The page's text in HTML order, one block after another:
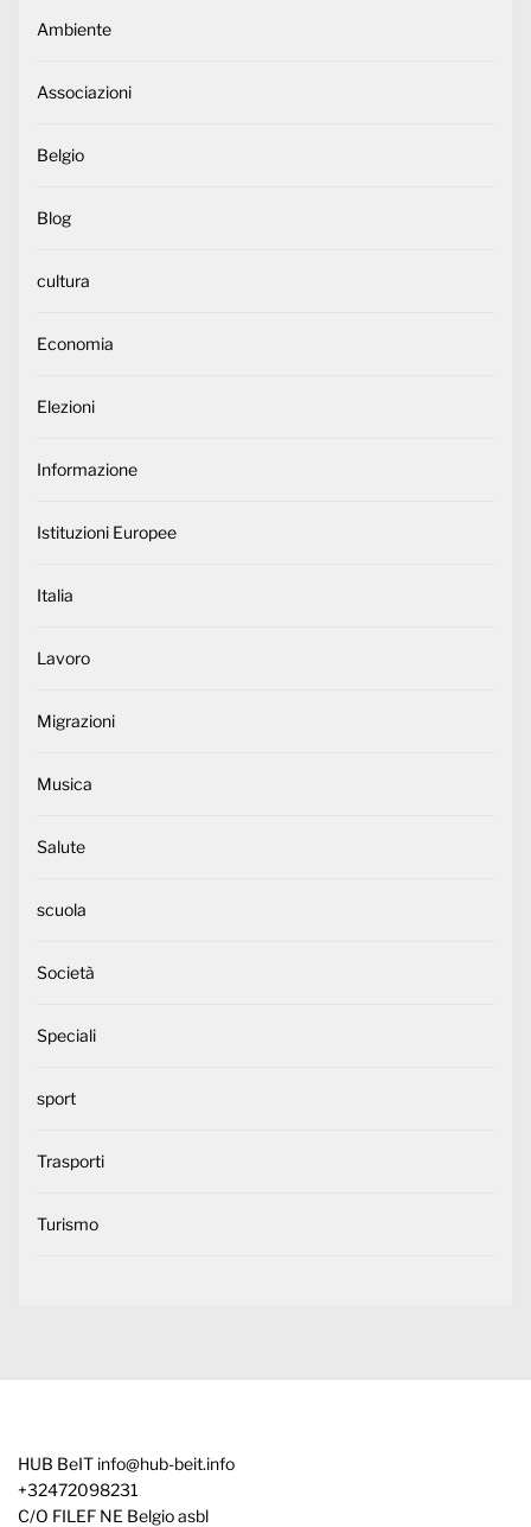
Ambiente
Associazioni
Belgio
Blog
cultura
Economia
Elezioni
Informazione
Istituzioni Europee
Italia
Lavoro
Migrazioni
Musica
Salute
scuola
Società
Speciali
sport
Trasporti
Turismo
HUB BeIT info@hub-beit.info
+32472098231
C/O FILEF NE Belgio asbl